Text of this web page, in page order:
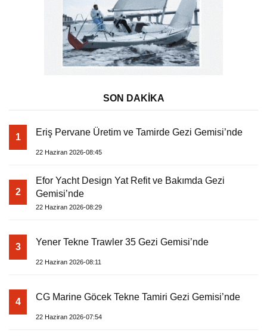
SON DAKİKA
1 Eriş Pervane Üretim ve Tamirde Gezi Gemisi’nde
22 Haziran 2026-08:45
2
Efor Yacht Design Yat Refit ve Bakımda Gezi
Gemisi’nde
22 Haziran 2026-08:29
3 Yener Tekne Trawler 35 Gezi Gemisi’nde
22 Haziran 2026-08:11
4 CG Marine Göcek Tekne Tamiri Gezi Gemisi’nde
22 Haziran 2026-07:54